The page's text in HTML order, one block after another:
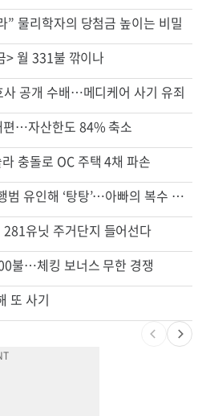
” 물리학자의 당첨금 높이는 비밀
> 월 331불 깎이나
공개 수배…메디케어 사기 유죄
편…자산한도 84% 축소
충돌로 OC 주택 4채 파손
“내 딸 건드렸지” 성폭행범 유인해 ‘탕탕’…아빠의 복수 결말
유닛 주거단지 들어선다
불…체킹 보너스 무한 경쟁
또 사기